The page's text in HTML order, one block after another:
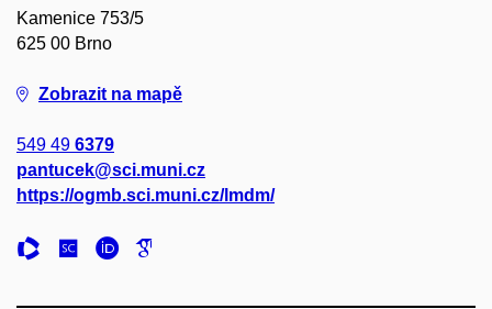
Kamenice 753/5
625 00 Brno
Zobrazit na mapě
549 49 6379
pantucek@sci.muni.cz
https://ogmb.sci.muni.cz/lmdm/